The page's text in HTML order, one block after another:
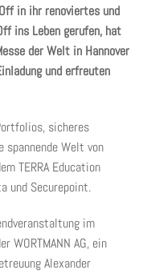
in ihr renoviertes und
ins Leben gerufen, hat
der Welt in Hannover
und erfreuten
sicheres
spannende Welt von
TERRA Education
und Securepoint.
im
WORTMANN AG, ein
Alexander